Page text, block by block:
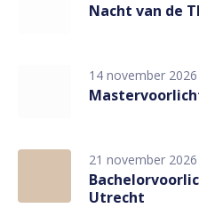
Nacht van de
14 november
21 november
Utrecht